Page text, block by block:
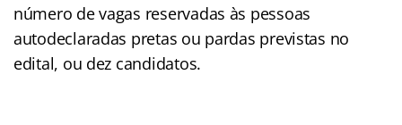
número de vagas reservadas às pessoas
autodeclaradas pretas ou pardas previstas no
edital, ou dez candidatos.